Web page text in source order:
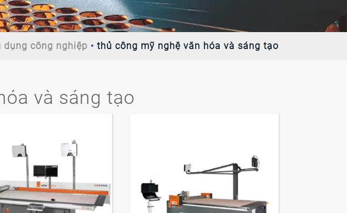
dụng công nghiệp thủ công mỹ nghệ văn hóa và sáng tạo
và sáng tạo